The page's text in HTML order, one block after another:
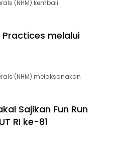
(NHM) kembali
Practices melalui
(NHM) melaksanakan
Sajikan Fun Run
RI ke-81